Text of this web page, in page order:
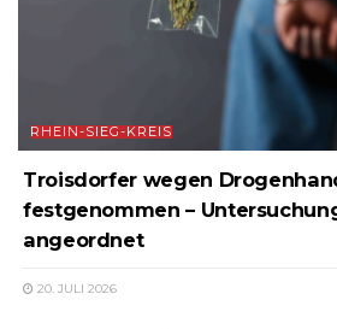
RHEIN-SIEG-KREIS
Troisdorfer wegen
festgenommen –
angeordnet
20. JULI 2026